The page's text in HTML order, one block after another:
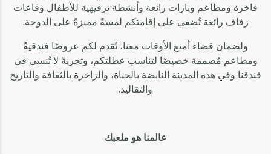
فاخرة ومطاعم وبارات رائعة وأنشطة ترفيهية للأطفال وقاعات
زفاف رائعة تُضفي على إقامتكم لمسةً مميزةً على الدوحة.
ولضمان قضاء أمتع الأوقات معنا، نُقدم لكم عروضًا فندقيةً
ومطاعم مُصممة خصيصًا لتناسب عطلتكم، وتجربةً لا تُنسى في
فندقنا وفي هذه المدينة النابضة بالحياة، والزاخرة بالثقافة والتاريخ
والتقاليد.
عالمنا هو ملعبك